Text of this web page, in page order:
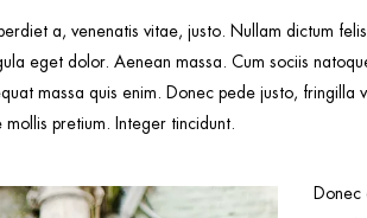
a, venenatis vitae, justo. Nullam dictum
eget dolor. Aenean massa. Cum sociis
massa quis enim. Donec pede justo,
pretium. Integer tincidunt.
Donec